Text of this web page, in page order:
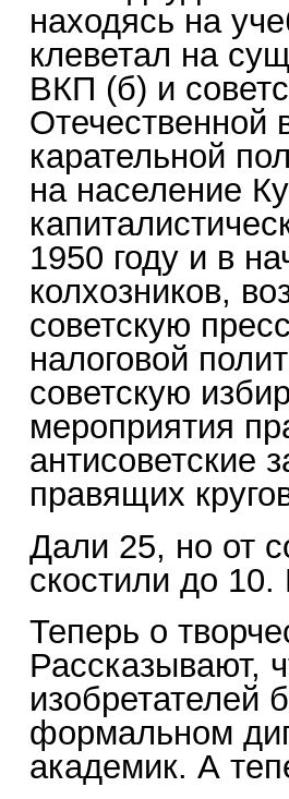
находясь на
клеветал на
ВКП (б) и
Отечественной
карательной
на население
1950 году и в
колхозников,
советскую
налоговой
советскую
мероприятия
антисоветские
правящих
Дали 25, но от
скостили до
Теперь о
Рассказывают,
изобретателей
формальном
академик. А